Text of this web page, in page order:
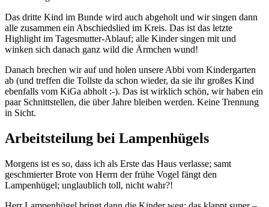
Das dritte Kind im Bunde wird auch abgeholt und wir singen dann
alle zusammen ein Abschiedslied im Kreis. Das ist das letzte
Highlight im Tagesmutter-Ablauf; alle Kinder singen mit und
winken sich danach ganz wild die Ärmchen wund!
Danach brechen wir auf und holen unsere Abbi vom Kindergarten
ab (und treffen die Tollste da schon wieder, da sie ihr großes Kind
ebenfalls vom KiGa abholt :-). Das ist wirklich schön, wir haben ein
paar Schnittstellen, die über Jahre bleiben werden. Keine Trennung
in Sicht.
Arbeitsteilung bei Lampenhügels
Morgens ist es so, dass ich als Erste das Haus verlasse; samt
geschmierter Brote von Herrn der frühe Vogel fängt den
Lampenhügel; unglaublich toll, nicht wahr?!